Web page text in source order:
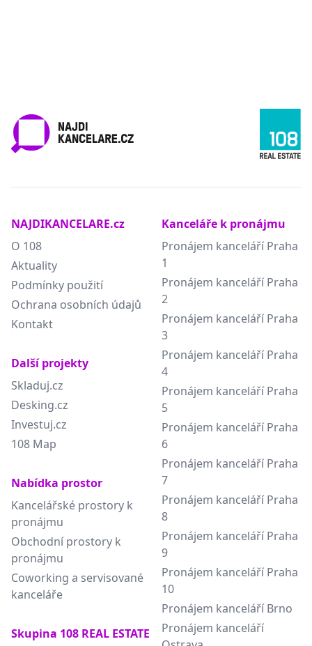
NAJDIKANCELARE.cz
O 108
Aktuality
Podmínky použití
Ochrana osobních údajů
Kontakt
Další projekty
Skladuj.cz
Desking.cz
Investuj.cz
108 Map
Nabídka prostor
Kancelářské prostory k
pronájmu
Obchodní prostory k
pronájmu
Coworking a servisované
kanceláře
Skupina 108 REAL ESTATE
Kanceláře k pronájmu
Pronájem kanceláří Praha
1
Pronájem kanceláří Praha
2
Pronájem kanceláří Praha
3
Pronájem kanceláří Praha
4
Pronájem kanceláří Praha
5
Pronájem kanceláří Praha
6
Pronájem kanceláří Praha
7
Pronájem kanceláří Praha
8
Pronájem kanceláří Praha
9
Pronájem kanceláří Praha
10
Pronájem kanceláří Brno
Pronájem kanceláří